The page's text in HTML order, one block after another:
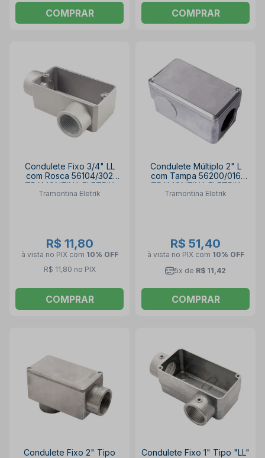
COMPRAR COMPRAR
Condulete Fixo 3/4" LL
com Rosca 56104/302
TRAMONTINA ELETRIK
Tramontina Eletrik
R$ 11,80
à vista no PIX com 10% OFF
R$ 11,80 no PIX
COMPRAR
Condulete Múltiplo 2" L
com Tampa 56200/016
TRAMONTINA ELETRIK
Tramontina Eletrik
R$ 51,40
à vista no PIX com 10% OFF
5x de R$ 11,42
COMPRAR
Condulete Fixo 2" Tipo
Condulete Fixo 1" Tipo "LL"